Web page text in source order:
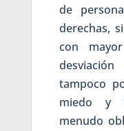
de
derechas,
con
tampoco
miedo y
menudo